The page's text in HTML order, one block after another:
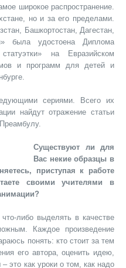
широкое распространение.
но и за его пределами.
Башкортостан, Дагестан,
была удостоена Диплома
на Евразийском
и программ для детей и
сериями. Всего их
найдут отражение статьи
Существуют ли для
Вас некие образцы в
приступая к работе
своими учителями в
либо выделять в качестве
Каждое произведение
понять: кто стоит за тем
его автора, оценить идею,
это как уроки о том, как надо